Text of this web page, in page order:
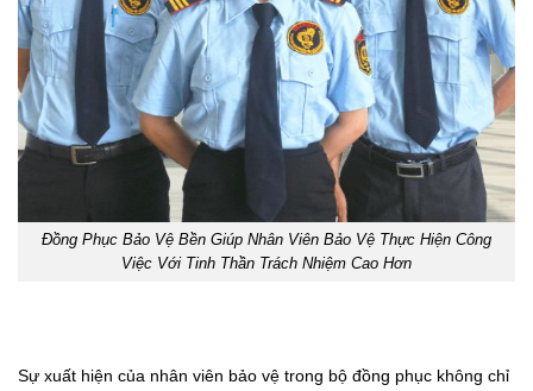
Đồng Phục Bảo Vệ Bền Giúp Nhân Viên Bảo Vệ Thực Hiện Công
Việc Với Tinh Thần Trách Nhiệm Cao Hơn
Sự xuất hiện của nhân viên bảo vệ trong bộ đồng phục không chỉ